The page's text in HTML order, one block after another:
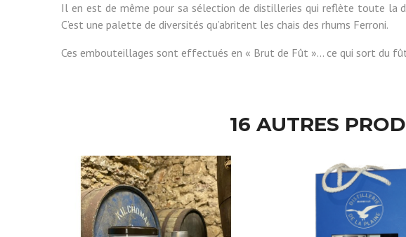
Il en est de même pour sa sélection de distilleries qui reflète toute la
C’est une palette de diversités qu’abritent les chais des rhums Ferroni.
Ces embouteillages sont effectués en « Brut de Fût »... ce qui sort du
16 AUTRES